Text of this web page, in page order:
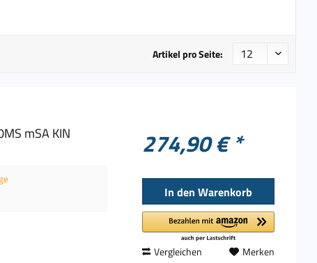
Artikel pro Seite:
mSA KIN 274,90 € *
In den Warenkorb
Vergleichen Merken